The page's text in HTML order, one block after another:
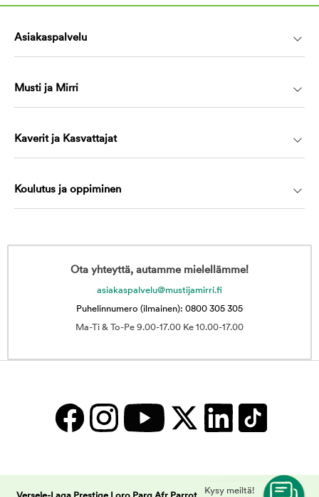
Kysy meiltä!
Asiakaspalvelu
Musti ja Mirri
Kaverit ja Kasvattajat
Koulutus ja oppiminen
Ota yhteyttä, autamme mielellämme!
asiakaspalvelu@mustijamirri.fi
Puhelinnumero (ilmainen): 0800 305 305
Ma-Ti & To-Pe 9.00-17.00 Ke 10.00-17.00